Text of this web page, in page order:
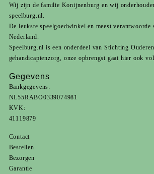
Wij zijn de familie Konijnenburg en wij
speelburg.nl.
De leukste speelgoedwinkel en meest verantwoorde
Nederland.
Speelburg.nl is een onderdeel van Stichting
gehandicaptenzorg, onze opbrengst gaat hier ook
Gegevens
Bankgegevens:
NL55RABO0339074981
KVK:
41119879
Contact
Bestellen
Bezorgen
Garantie